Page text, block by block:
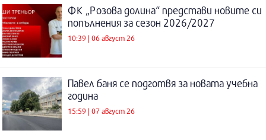
ФК „Розова долина“ представи новите си
попълнения за сезон 2026/2027
10:39 | 06 август 26
Павел баня се подготвя за новата учебна
година
15:59 | 07 август 26